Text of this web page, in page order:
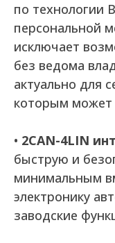
по технологии
персональной
исключает
без ведома
актуально для
которым может
• 2CAN-4LIN
быструю и
минимальным
электронику
заводские